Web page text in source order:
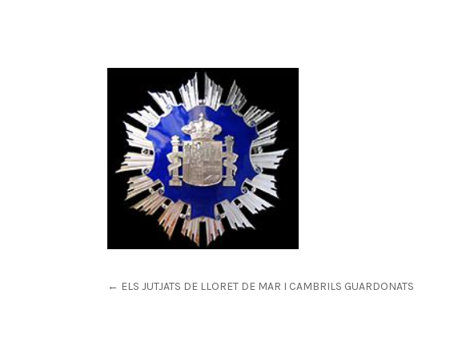
← ELS JUTJATS DE LLORET DE MAR I CAMBRILS GUARDONATS